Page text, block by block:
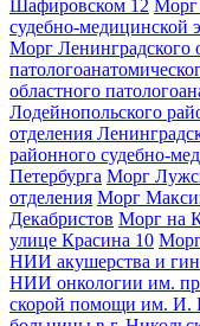
Шафировском 12 Морг
судебно-медицинской
Морг Ленинградского
областного
Лодейнопольского
отделения
районного судебно-
Петербурга Морг
отделения Морг
Декабристов Морг на
улице Красина 10
НИИ акушерства и
НИИ онкологии им.
скорой помощи им. И.